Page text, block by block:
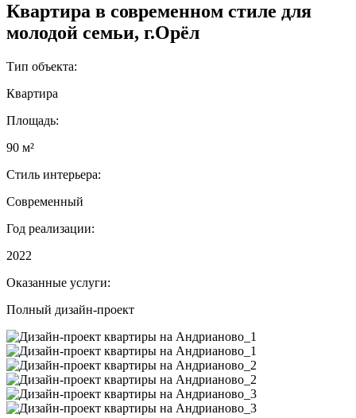
Квартира в современном стиле для
молодой семьи, г.Орёл
Тип объекта:
Квартира
Площадь:
90 м²
Стиль интерьера:
Современный
Год реализации:
2022
Оказанные услуги:
Полный дизайн-проект